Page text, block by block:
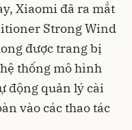
Xiaomi đã ra mắt
Strong Wind
được trang bị
thống mô hình
động quản lý cài
vào các thao tác